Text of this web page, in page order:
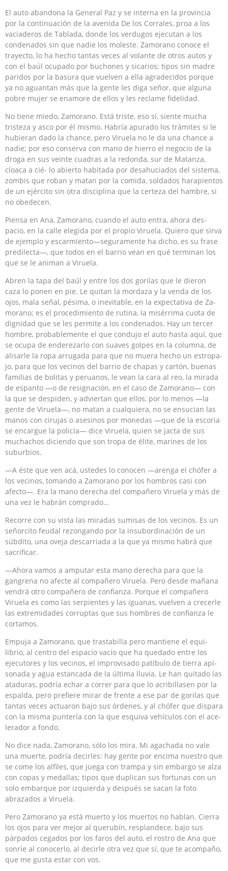
El auto abandona la General Paz y se interna en la provin­cia
por la continuación de la avenida De los Corrales, proa a los
vaciaderos de Tablada, donde los verdugos ejecutan a los
condenados sin que nadie los moleste. Zamorano conoce el
trayecto, lo ha hecho tantas veces al volante de otros autos y
con el baúl ocupado por buchones y sicarios; tipos sin madre
paridos por la basura que vuelven a ella agradecidos porque
ya no aguantan más que la gente les diga señor, que alguna
pobre mujer se enamore de ellos y les reclame fidelidad.
No tiene miedo, Zamorano. Está triste, eso sí, siente mucha
tristeza y asco por él mismo. Habría apurado los trámites si le
hubieran dado la chance, pero Viruela no le da una chance a
na­die; por eso conserva con mano de hierro el negocio de la
droga en sus veinte cuadras a la redonda, sur de Matanza,
cloaca a cié- lo abierto habitada por desahuciados del sistema,
zombis que ro­ban y matan por la comida, soldados harapientos
de un ejército sin otra disciplina que la certeza del hambre, si
no obedecen.
Piensa en Ana, Zamorano, cuando el auto entra, ahora des­
pacio, en la calle elegida por el propio Viruela. Quiero que sirva
de ejemplo y escarmiento—seguramente ha dicho, es su frase
pre­dilecta—, que todos en el barrio vean en qué terminan los
que se le animan a Viruela.
Abren la tapa del baúl y entre los dos gorilas que le dieron
caza lo ponen en pie. Le quitan la mordaza y la venda de los
ojos, mala señal, pésima, o inevitable, en la expectativa de Za­
morano; es el procedimiento de rutina, la misérrima cuota de
dignidad que se les permite a los condenados. Hay un tercer
hombre, probablemente el que condujo el auto hasta aquí, que
se ocupa de enderezarlo con suaves golpes en la columna, de
alisarle la ropa arrugada para que no muera hecho un estropa­
jo, para que los vecinos del barrio de chapas y cartón, buenas
familias de bolitas y peruanos, le vean la cara al reo, la mirada
de espanto —o de resignación, en el caso de Zamorano— con
la que se despiden, y adviertan que ellos, por lo menos —la
gen­te de Viruela—, no matan a cualquiera, no se ensucian las
ma­nos con cirujas o asesinos por monedas —que de la escoria
se encargue la policía— dice Viruela, quien se jacta de sus
mucha­chos diciendo que son tropa de élite, marines de los
suburbios.
—A éste que ven acá, ustedes lo conocen —arenga el chófer a
los vecinos, tomando a Zamorano por los hombros casi con
afecto—. Era la mano derecha del compañero Viruela y más de
una vez le habrán comprado…
Recorre con su vista las miradas sumisas de los vecinos. Es un
señorcito feudal rezongando por la insubordinación de un
súbdito, una oveja descarriada a la que ya mismo habrá que
sacrificar.
—Ahora vamos a amputar esta mano derecha para que la
gangrena no afecte al compañero Viruela. Pero desde mañana
vendrá otro compañero de confianza. Porque el compañero
Viruela es como las serpientes y las iguanas, vuelven a crecerle
las extremidades corruptas que sus hombres de confianza le
cortamos.
Empuja a Zamorano, que trastabilla pero mantiene el equi­
librio, al centro del espacio vacío que ha quedado entre los
ejecutores y los vecinos, el improvisado patíbulo de tierra api­
sonada y agua estancada de la última lluvia. Le han quitado las
ataduras, podría echar a correr para que lo acribillasen por la
espalda, pero prefiere mirar de frente a ese par de gorilas que
tantas veces actuaron bajo sus órdenes, y al chófer que dispara
con la misma puntería con la que esquiva vehículos con el ace­
lerador a fondo.
No dice nada, Zamorano, sólo los mira. Mi agachada no vale
una muerte, podría decirles: hay gente por encima nues­tro que
se come los alfiles, que juega con trampa y sin embargo se alza
con copas y medallas; tipos que duplican sus fortunas con un
solo embarque por izquierda y después se sacan la foto
abrazados a Viruela.
Pero Zamorano ya está muerto y los muertos no hablan. Cie­rra
los ojos para ver mejor al querubín, resplandece, bajo sus
párpados cegados por los faros del auto, el rostro de Ana que
sonríe al conocerlo, al decirle otra vez que sí, que te acompaño,
que me gusta estar con vos.